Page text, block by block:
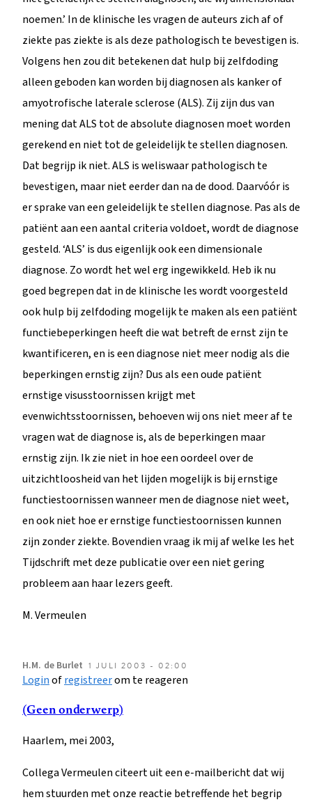
noemen.’ In de klinische les vragen de auteurs zich af of
ziekte pas ziekte is als deze pathologisch te bevestigen is.
Volgens hen zou dit betekenen dat hulp bij zelfdoding
alleen geboden kan worden bij diagnosen als kanker of
amyotrofische laterale sclerose (ALS). Zij zijn dus van
mening dat ALS tot de absolute diagnosen moet worden
gerekend en niet tot de geleidelijk te stellen diagnosen.
Dat begrijp ik niet. ALS is weliswaar pathologisch te
bevestigen, maar niet eerder dan na de dood. Daarvóór is
er sprake van een geleidelijk te stellen diagnose. Pas als de
patiënt aan een aantal criteria voldoet, wordt de diagnose
gesteld. ‘ALS’ is dus eigenlijk ook een dimensionale
diagnose. Zo wordt het wel erg ingewikkeld. Heb ik nu
goed begrepen dat in de klinische les wordt voorgesteld
ook hulp bij zelfdoding mogelijk te maken als een patiënt
functiebeperkingen heeft die wat betreft de ernst zijn te
kwantificeren, en is een diagnose niet meer nodig als die
beperkingen ernstig zijn? Dus als een oude patiënt
ernstige visusstoornissen krijgt met
evenwichtsstoornissen, behoeven wij ons niet meer af te
vragen wat de diagnose is, als de beperkingen maar
ernstig zijn. Ik zie niet in hoe een oordeel over de
uitzichtloosheid van het lijden mogelijk is bij ernstige
functiestoornissen wanneer men de diagnose niet weet,
en ook niet hoe er ernstige functiestoornissen kunnen
zijn zonder ziekte. Bovendien vraag ik mij af welke les het
Tijdschrift met deze publicatie over een niet gering
probleem aan haar lezers geeft.
M. Vermeulen
H.M. de Burlet 1 JULI 2003 - 02:00
Loginofregistreerom te reageren
(Geen onderwerp)
Haarlem, mei 2003,
Collega Vermeulen citeert uit een e-mailbericht dat wij
hem stuurden met onze reactie betreffende het begrip